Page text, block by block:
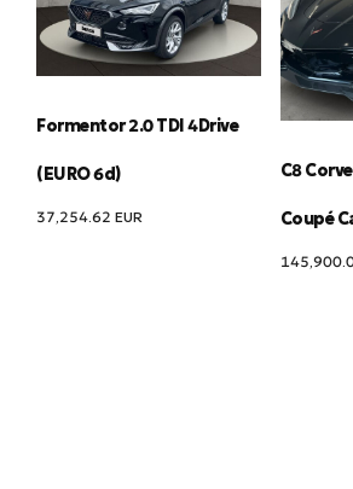
Formentor 2.0 TDI 4Drive
(EURO 6d)
37,254.62 EUR
C8
Coupé